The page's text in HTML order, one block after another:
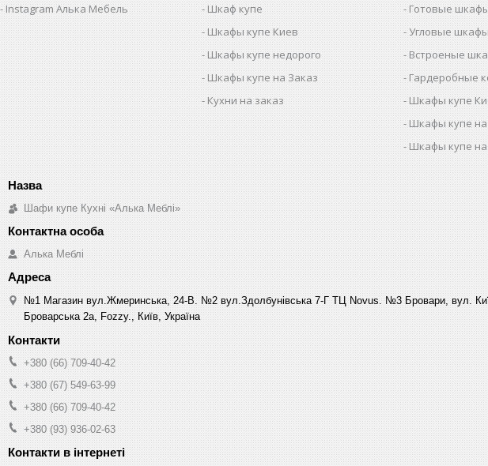
Instagram Алька Мебель
Шкаф купе
Шкафы купе Киев
Шкафы купе недорого
Шкафы купе на Заказ
Кухни на заказ
Готовые
Угловые
Встроеные
Гардеробные
Шкафы купе
Шкафы купе
Шкафы купе
Шафи купе Кухні «Алька Меблі»
Алька Меблі
№1 Магазин вул.Жмеринська, 24-В. №2 вул.Здолбунівська 7-Г ТЦ Novus. №3 Бровари, вул.
Броварська 2а, Fozzy., Київ, Україна
+380 (66) 709-40-42
+380 (67) 549-63-99
+380 (66) 709-40-42
+380 (93) 936-02-63